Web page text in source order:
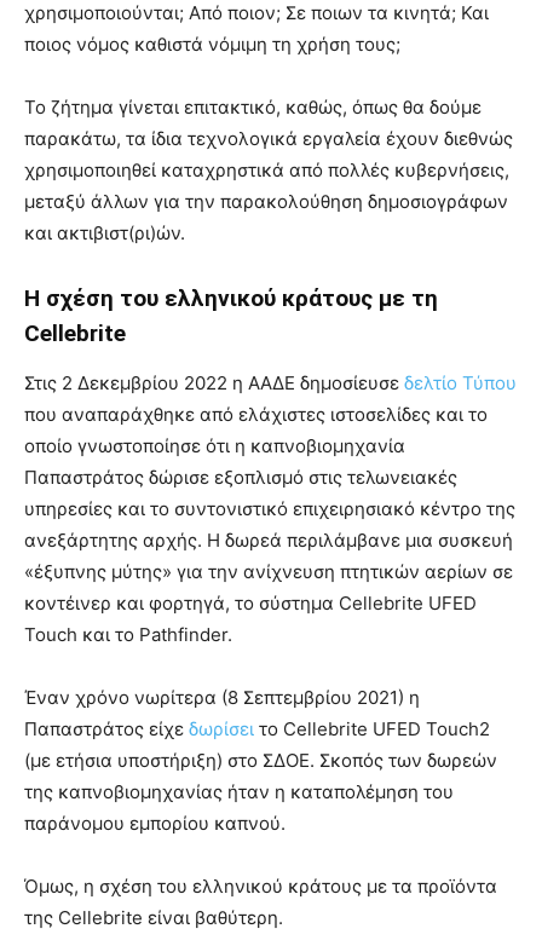
χρησιμοποιούνται; Από ποιον; Σε ποιων τα κινητά; Και
ποιος νόμος καθιστά νόμιμη τη χρήση τους;
Το ζήτημα γίνεται επιτακτικό, καθώς, όπως θα δούμε
παρακάτω, τα ίδια τεχνολογικά εργαλεία έχουν διεθνώς
χρησιμοποιηθεί καταχρηστικά από πολλές κυβερνήσεις,
μεταξύ άλλων για την παρακολούθηση δημοσιογράφων
και ακτιβιστ(ρι)ών.
Η σχέση του ελληνικού κράτους με τη
Cellebrite
Στις 2 Δεκεμβρίου 2022 η ΑΑΔΕ δημοσίευσε δελτίο Τύπου
που αναπαράχθηκε από ελάχιστες ιστοσελίδες και το
οποίο γνωστοποίησε ότι η καπνοβιομηχανία
Παπαστράτος δώρισε εξοπλισμό στις τελωνειακές
υπηρεσίες και το συντονιστικό επιχειρησιακό κέντρο της
ανεξάρτητης αρχής. Η δωρεά περιλάμβανε μια συσκευή
«έξυπνης μύτης» για την ανίχνευση πτητικών αερίων σε
κοντέινερ και φορτηγά, το σύστημα Cellebrite UFED
Touch και το Pathfinder.
Έναν χρόνο νωρίτερα (8 Σεπτεμβρίου 2021) η
Παπαστράτος είχε δωρίσει το Cellebrite UFED Touch2
(με ετήσια υποστήριξη) στο ΣΔΟΕ. Σκοπός των δωρεών
της καπνοβιομηχανίας ήταν η καταπολέμηση του
παράνομου εμπορίου καπνού.
Όμως, η σχέση του ελληνικού κράτους με τα προϊόντα
της Cellebrite είναι βαθύτερη.